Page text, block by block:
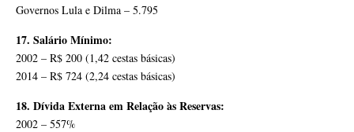
Governos Lula e Dilma – 5.795
17. Salário Mínimo:
2002 – R$ 200 (1,42 cestas básicas)
2014 – R$ 724 (2,24 cestas básicas)
18. Dívida Externa em Relação às Reservas:
2002 – 557%